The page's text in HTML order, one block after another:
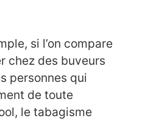
si l’on compare
chez des buveurs
personnes qui
de toute
le tabagisme